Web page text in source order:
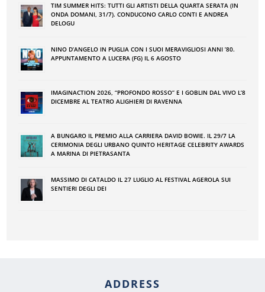
TIM SUMMER HITS: TUTTI GLI ARTISTI DELLA QUARTA SERATA (IN
ONDA DOMANI, 31/7). CONDUCONO CARLO CONTI E ANDREA
DELOGU
NINO DʼANGELO IN PUGLIA CON I SUOI MERAVIGLIOSI ANNI ʼ80.
APPUNTAMENTO A LUCERA (FG) IL 6 AGOSTO
IMAGINACTION 2026, “PROFONDO ROSSO” E I GOBLIN DAL VIVO L’8
DICEMBRE AL TEATRO ALIGHIERI DI RAVENNA
A BUNGARO IL PREMIO ALLA CARRIERA DAVID BOWIE. IL 29/7 LA
CERIMONIA DEGLI URBANO QUINTO HERITAGE CELEBRITY AWARDS
A MARINA DI PIETRASANTA
MASSIMO DI CATALDO IL 27 LUGLIO AL FESTIVAL AGEROLA SUI
SENTIERI DEGLI DEI
ADDRESS